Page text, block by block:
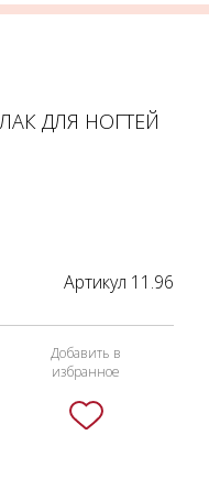
ЛАК ДЛЯ НОГТЕЙ
Артикул 11.96
Добавить в
избранное